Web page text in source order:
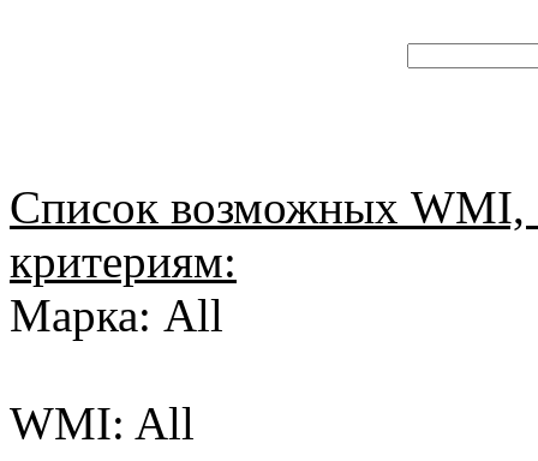
Список возможных
критериям:
Марка: All
WMI: All